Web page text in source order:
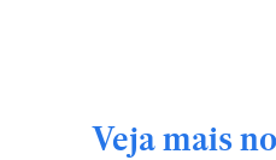
Veja mais